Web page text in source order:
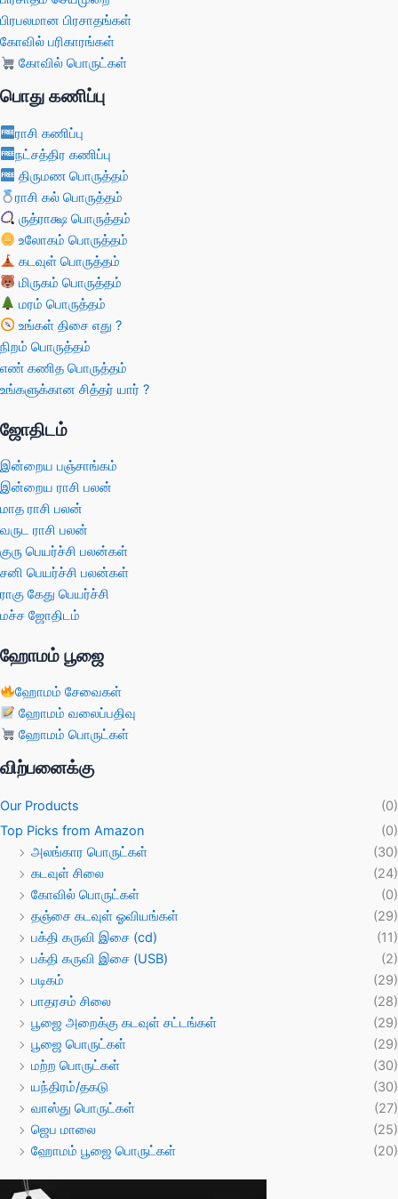
பிரபலமான பிரசாதங்கள்
கோவில் பரிகாரங்கள்
கோவில் பொருட்கள்
பொது கணிப்பு
ராசி கணிப்பு
நட்சத்திர கணிப்பு
திருமண பொருத்தம்
ராசி கல் பொருத்தம்
ருத்ராக்ஷ பொருத்தம்
உலோகம் பொருத்தம்
கடவுள் பொருத்தம்
மிருகம் பொருத்தம்
மரம் பொருத்தம்
உங்கள் திசை எது ?
நிறம் பொருத்தம்
எண் கணித பொருத்தம்
உங்களுக்கான சித்தர் யார் ?
ஜோதிடம்
இன்றைய பஞ்சாங்கம்
இன்றைய ராசி பலன்
மாத ராசி பலன்
வருட ராசி பலன்
குரு பெயர்ச்சி பலன்கள்
சனி பெயர்ச்சி பலன்கள்
ராகு கேது பெயர்ச்சி
மச்ச ஜோதிடம்
ஹோமம் பூஜை
ஹோமம் சேவைகள்
ஹோமம் வலைப்பதிவு
ஹோமம் பொருட்கள்
விற்பனைக்கு
Our Products
(0)
Top Picks from Amazon
(0)
அலங்கார பொருட்கள்
(30)
கடவுள் சிலை
(24)
கோவில் பொருட்கள்
(0)
தஞ்சை கடவுள் ஓவியங்கள்
(29)
பக்தி கருவி இசை (cd)
(11)
பக்தி கருவி இசை (USB)
(2)
படிகம்
(29)
பாதரசம் சிலை
(28)
பூஜை அறைக்கு கடவுள் சட்டங்கள்
(29)
பூஜை பொருட்கள்
(29)
மற்ற பொருட்கள்
(30)
யந்திரம்/தகடு
(30)
வாஸ்து பொருட்கள்
(27)
ஜெப மாலை
(25)
ஹோமம் பூஜை பொருட்கள்
(20)